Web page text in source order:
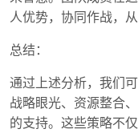
人优势，协同作战，
总结：
通过上述分析，我们
战略眼光、资源整合
的支持。这些策略不